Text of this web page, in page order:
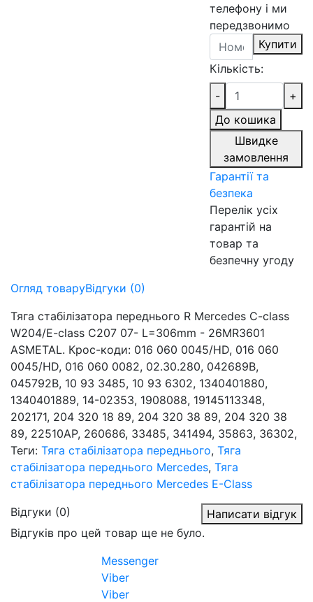
телефону і ми
передзвонимо
Купити
Кількість:
-
+
До кошика
Швидке
замовлення
Гарантії та
безпека
Перелік усіх
гарантій на
товар та
безпечну угоду
Огляд товаруВідгуки (0)
Тяга стабілізатора переднього R Mercedes C-class
W204/E-class C207 07- L=306mm - 26MR3601
ASMETAL. Крос-коди: 016 060 0045/HD, 016 060
0045/HD, 016 060 0082, 02.30.280, 042689B,
045792B, 10 93 3485, 10 93 6302, 1340401880,
1340401889, 14-02353, 1908088, 19145113348,
202171, 204 320 18 89, 204 320 38 89, 204 320 38
89, 22510AP, 260686, 33485, 341494, 35863, 36302,
Теги: Тяга стабілізатора переднього, Тяга
стабілізатора переднього Mercedes, Тяга
стабілізатора переднього Mercedes E-Class
Відгуки (0)
Написати відгук
Відгуків про цей товар ще не було.
Messenger
Viber
Viber